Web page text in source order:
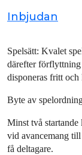
Inbjudan
Spelsätt: Kvalet
därefter förflyttning
disponeras fritt och
Byte av
Minst två
vid avancemang
få deltagare.